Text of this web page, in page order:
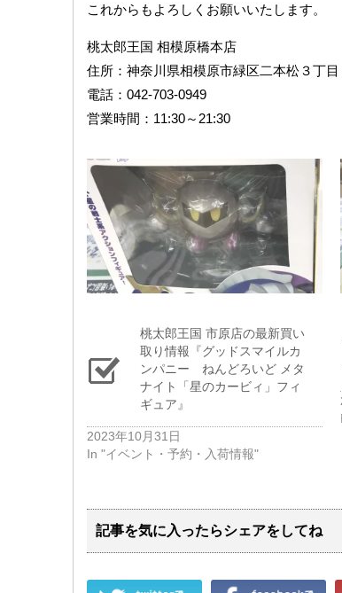
これからもよろしくお願いいたします。
桃太郎王国 相模原橋本店
住所：神奈川県相模原市緑区二本松３丁目
電話：042-703-0949
営業時間：11:30～21:30
桃太郎王国 市原店の最新買い
取り情報『グッドスマイルカ
ンパニー ねんどろいど メタ
ナイト「星のカービィ」フィ
ギュア』
2023年10月31日
In "イベント・予約・入荷情報"
記事を気に入ったらシェアをしてね